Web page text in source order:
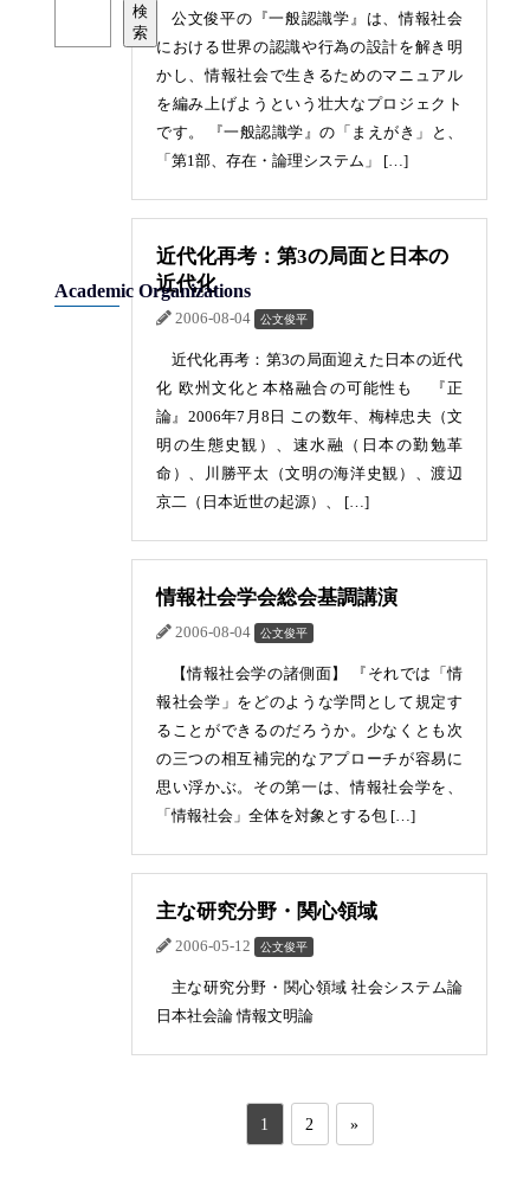
公文俊平の『一般認識学』は、情報社会
における世界の認識や行為の設計を解き明
かし、情報社会で生きるためのマニュアル
を編み上げようという壮大なプロジェクト
です。 『一般認識学』の「まえがき」と、
「第1部、存在・論理システム」 […]
近代化再考：第3の局面と日本の
近代化
2006-08-04 公文俊平
近代化再考：第3の局面迎えた日本の近代
化 欧州文化と本格融合の可能性も 『正
論』2006年7月8日 この数年、梅棹忠夫（文
明の生態史観）、速水融（日本の勤勉革
命）、川勝平太（文明の海洋史観）、渡辺
京二（日本近世の起源）、 […]
情報社会学会総会基調講演
2006-08-04 公文俊平
【情報社会学の諸側面】 『それでは「情
報社会学」をどのような学問として規定す
ることができるのだろうか。少なくとも次
の三つの相互補完的なアプローチが容易に
思い浮かぶ。その第一は、情報社会学を、
「情報社会」全体を対象とする包 […]
主な研究分野・関心領域
2006-05-12 公文俊平
主な研究分野・関心領域 社会システム論
日本社会論 情報文明論
1 2 »
検
索
Academic Organizations